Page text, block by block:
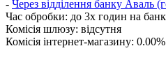
- Через відділення банку Аваль
Час обробки: до 3х годин на
Комісія шлюзу: відсутня
Комісія інтернет-магазину: